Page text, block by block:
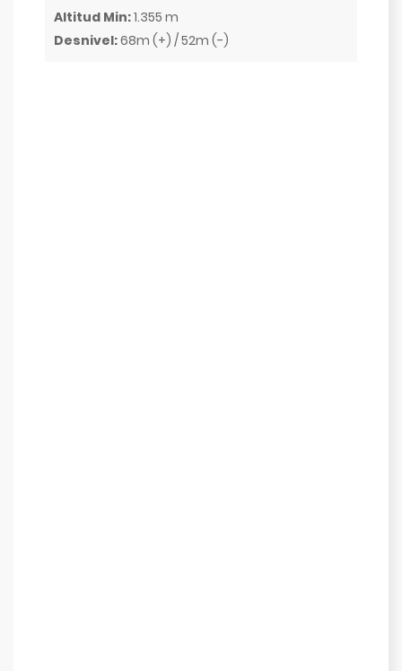
Altitud Min:1.355 m
Desnivel:68m (+) / 52m (-)